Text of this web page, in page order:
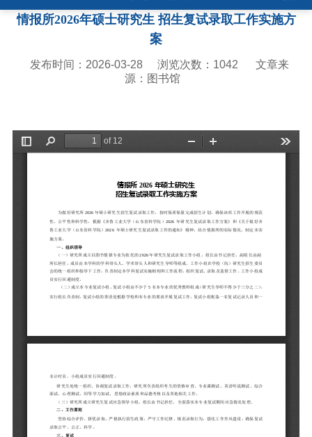
情报所2026年硕士研究生 招生复试录取工作实施方
案
发布时间：2026-03-28 浏览次数： 1042
文章来
源：图书馆